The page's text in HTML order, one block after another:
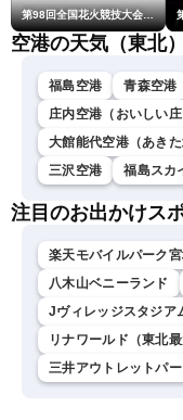
第98回全国花火競技大会「大曲の花火」
空港の天気（東北）
福島空港 青森空港
庄内空港（おいしい庄
大館能代空港（あきた
三沢空港
福島スカ
注目のお出かけス
楽天モバイルパーク
八木山ベニーランド
Jヴィレッジスタジア
リナワールド（東北最
三井アウトレットパ